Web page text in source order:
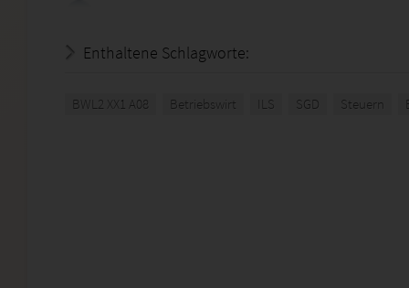
Enthaltene Schlagworte:
BWL2 XX1 A08 Betriebswirt ILS SGD Steuern